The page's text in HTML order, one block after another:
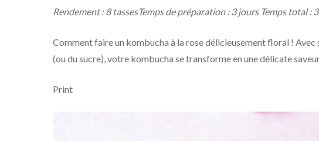
Rendement : 8 tassesTemps de préparation : 3 jours Temps total :
Comment faire un kombucha à la rose délicieusement floral !
(ou du sucre), votre kombucha se transforme en une délicate
Print